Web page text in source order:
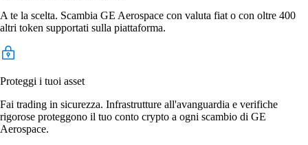
A te la scelta. Scambia GE Aerospace con valuta fiat o con oltre 400
altri token supportati sulla piattaforma.
Proteggi i tuoi asset
Fai trading in sicurezza. Infrastrutture all'avanguardia e verifiche
rigorose proteggono il tuo conto crypto a ogni scambio di GE
Aerospace.